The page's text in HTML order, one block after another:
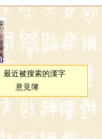
最近被搜索的漢字
意見簿